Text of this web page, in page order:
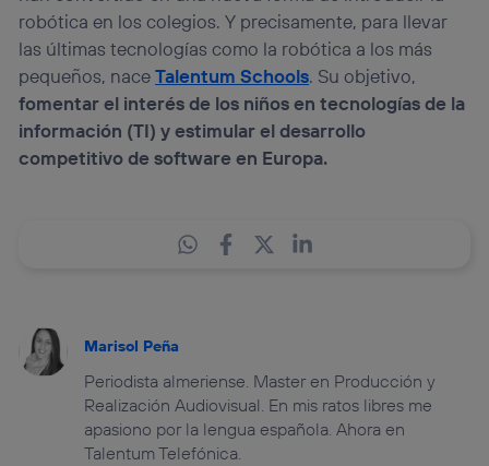
robótica en los colegios. Y precisamente, para llevar
las últimas tecnologías como la robótica a los más
pequeños, naceTalentum Schools. Su objetivo,
fomentar el interés de los niños en tecnologías de la
información (TI) y estimular el desarrollo
competitivo de software en Europa.
Marisol Peña
Periodista almeriense. Master en Producción y
Realización Audiovisual. En mis ratos libres me
apasiono por la lengua española. Ahora en
Talentum Telefónica.